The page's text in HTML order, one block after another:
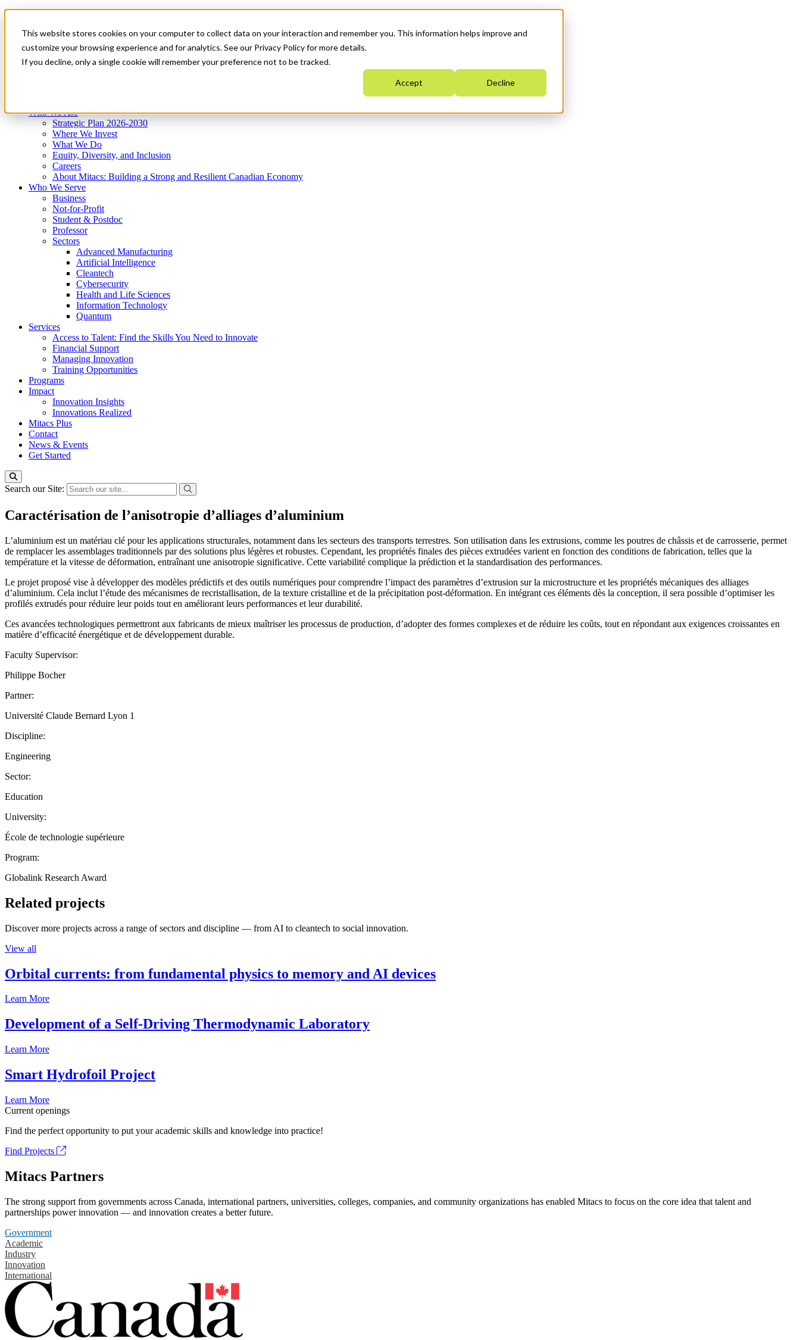
This website stores cookies on your computer to collect data on your interaction and remember you. This information helps improve and
customize your browsing experience and for analytics. See our Privacy Policy for more details.
If you decline, only a single cookie will remember your preference not to be tracked.
Accept Decline
News & Events
Get Started
Menu
Who We Are
Strategic Plan 2026-2030
Where We Invest
What We Do
Equity, Diversity, and Inclusion
Careers
About Mitacs: Building a Strong and Resilient Canadian Economy
Who We Serve
Business
Not-for-Profit
Student & Postdoc
Professor
Sectors
Advanced Manufacturing
Artificial Intelligence
Cleantech
Cybersecurity
Health and Life Sciences
Information Technology
Quantum
Services
Access to Talent: Find the Skills You Need to Innovate
Financial Support
Managing Innovation
Training Opportunities
Programs
Impact
Innovation Insights
Innovations Realized
Mitacs Plus
Contact
News & Events
Get Started
Search our Site:
Caractérisation de l’anisotropie d’alliages d’aluminium
L’aluminium est un matériau clé pour les applications structurales, notamment dans les secteurs des transports terrestres. Son utilisation dans les extrusions, comme les poutres de châssis et de carrosserie, permet
de remplacer les assemblages traditionnels par des solutions plus légères et robustes. Cependant, les propriétés finales des pièces extrudées varient en fonction des conditions de fabrication, telles que la
température et la vitesse de déformation, entraînant une anisotropie significative. Cette variabilité complique la prédiction et la standardisation des performances.
Le projet proposé vise à développer des modèles prédictifs et des outils numériques pour comprendre l’impact des paramètres d’extrusion sur la microstructure et les propriétés mécaniques des alliages
d’aluminium. Cela inclut l’étude des mécanismes de recristallisation, de la texture cristalline et de la précipitation post-déformation. En intégrant ces éléments dès la conception, il sera possible d’optimiser les
profilés extrudés pour réduire leur poids tout en améliorant leurs performances et leur durabilité.
Ces avancées technologiques permettront aux fabricants de mieux maîtriser les processus de production, d’adopter des formes complexes et de réduire les coûts, tout en répondant aux exigences croissantes en
matière d’efficacité énergétique et de développement durable.
Faculty Supervisor:
Philippe Bocher
Partner:
Université Claude Bernard Lyon 1
Discipline:
Engineering
Sector:
Education
University:
École de technologie supérieure
Program:
Globalink Research Award
Related projects
Discover more projects across a range of sectors and discipline — from AI to cleantech to social innovation.
View all
Orbital currents: from fundamental physics to memory and AI devices
Learn More
Development of a Self-Driving Thermodynamic Laboratory
Learn More
Smart Hydrofoil Project
Learn More
Current openings
Find the perfect opportunity to put your academic skills and knowledge into practice!
Find Projects
Mitacs Partners
The strong support from governments across Canada, international partners, universities, colleges, companies, and community organizations has enabled Mitacs to focus on the core idea that talent and
partnerships power innovation — and innovation creates a better future.
Government
Academic
Industry
Innovation
International